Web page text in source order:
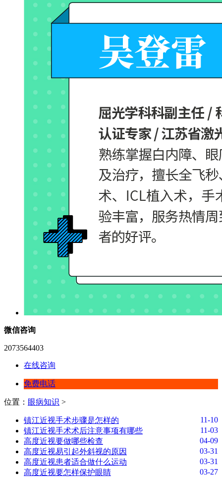
微信咨询
2073564403
在线咨询
免费电话
位置： 眼病知识 >
镇江近视手术步骤是怎样的
11-10
镇江近视手术术后注意事项有哪些
11-03
高度近视要做哪些检查
04-09
高度近视易引起外斜视的原因
03-31
高度近视患者适合做什么运动
03-31
高度近视要怎样保护眼睛
03-27